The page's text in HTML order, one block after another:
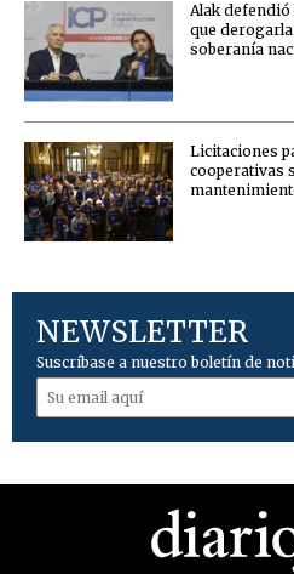
Alak
que
soberanía
Licitaciones
cooperativas
NEWSLETTER
Suscríbase a nuestro boletín de